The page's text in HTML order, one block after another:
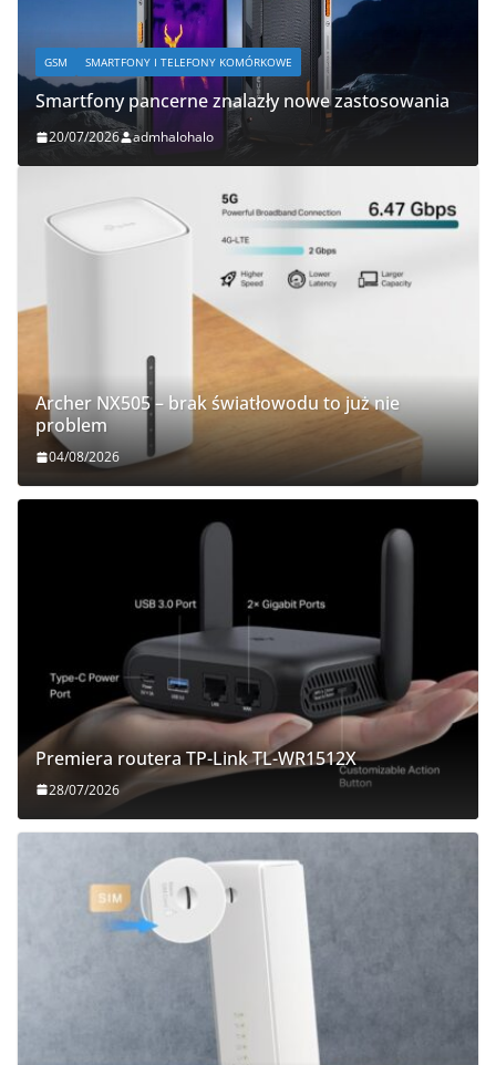
GSM SMARTFONY I TELEFONY KOMÓRKOWE
Smartfony pancerne znalazły nowe zastosowania
20/07/2026 admhalohalo
Archer NX505 – brak światłowodu to już nie
problem
04/08/2026
Premiera routera TP-Link TL-WR1512X
28/07/2026